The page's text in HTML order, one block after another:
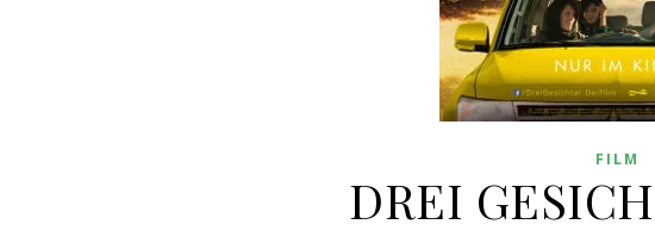
FILM
DREI